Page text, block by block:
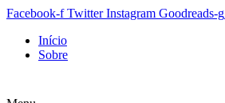
Facebook-f Twitter Instagram Goodreads-g
Início
Sobre